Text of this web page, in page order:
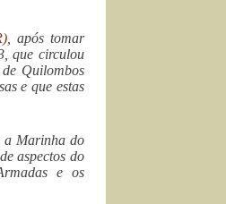
, após tomar
que circulou
Quilombos
e que estas
a Marinha do
aspectos do
e os